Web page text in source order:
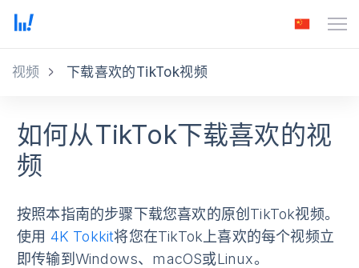
视频 下载喜欢的TikTok视频
如何从TikTok下载喜欢的视
频
按照本指南的步骤下载您喜欢的原创TikTok视频。
使用 4K Tokkit将您在TikTok上喜欢的每个视频立
即传输到Windows、macOS或Linux。